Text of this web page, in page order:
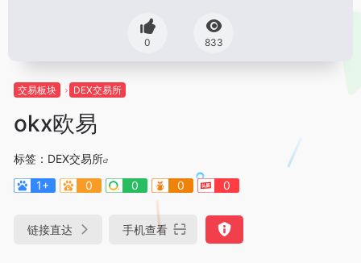
0 833
交易板块 DEX交易所
okx欧易
标签： DEX交易所
1+
0 0 0 0
链接直达 手机查看